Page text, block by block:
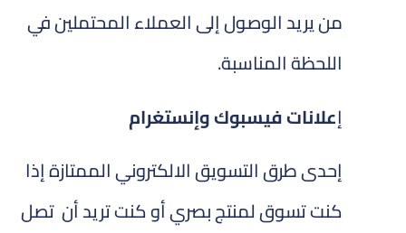
من يريد الوصول إلى العملاء المحتملين في
اللحظة المناسبة.
إعلانات فيسبوك وإنستغرام
إحدى طرق التسويق الالكتروني الممتازة إذا
كنت تسوق لمنتج بصري أو كنت تريد أن تصل